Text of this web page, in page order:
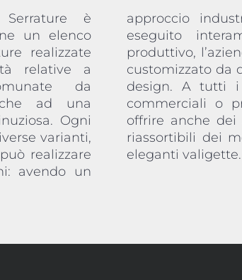
è
un elenco
realizzate
relative a
da
ad una
Ogni
varianti,
realizzare
avendo un
dunque
un articolo
a livello di
esigenze
può
selezioni
comode ed
eleganti valigette.